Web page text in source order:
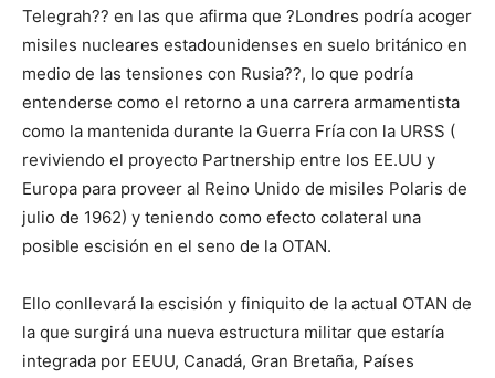
Telegrah?? en las que afirma que ?Londres podría acoger
misiles nucleares estadounidenses en suelo británico en
medio de las tensiones con Rusia??, lo que podría
entenderse como el retorno a una carrera armamentista
como la mantenida durante la Guerra Fría con la URSS (
reviviendo el proyecto Partnership entre los EE.UU y
Europa para proveer al Reino Unido de misiles Polaris de
julio de 1962) y teniendo como efecto colateral una
posible escisión en el seno de la OTAN.
Ello conllevará la escisión y finiquito de la actual OTAN de
la que surgirá una nueva estructura militar que estaría
integrada por EEUU, Canadá, Gran Bretaña, Países